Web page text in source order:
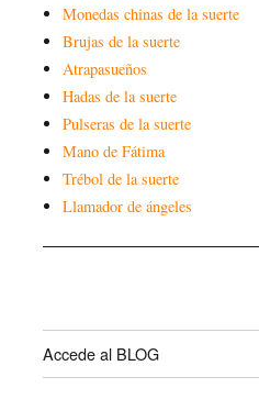
Monedas chinas de la suerte
Brujas de la suerte
Atrapasueños
Hadas de la suerte
Pulseras de la suerte
Mano de Fátima
Trébol de la suerte
Llamador de ángeles
Accede al BLOG